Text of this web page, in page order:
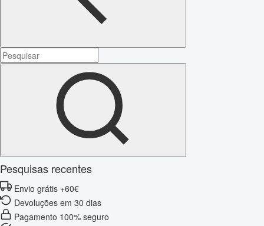
Pesquisas recentes
Envio grátis +60€
Devoluções em 30 dias
Pagamento 100% seguro